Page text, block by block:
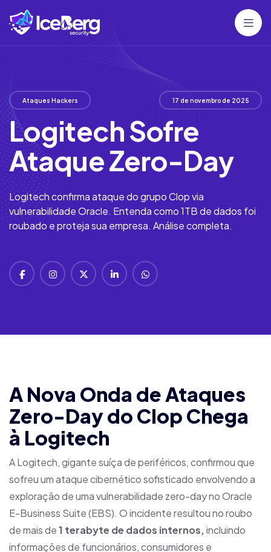
Ataques Hackers 17 de novembro de 2025
Logitech Sofre
Ataque Zero-Day
Logitech confirma ataque do grupo Clop via
vulnerabilidade Oracle. Entenda como 1TB de dados foi
roubado e proteja sua empresa. Análise completa.
A Nova Onda de Ataques
Zero-Day do Clop Chega
à Logitech
A Logitech, gigante suíça de periféricos, confirmou que
sofreu um ataque cibernético sofisticado envolvendo a
exploração de uma vulnerabilidade zero-day no Oracle
E-Business Suite (EBS). O incidente resultou no roubo
de mais de1 terabyte de dados internos,incluindo
informações de funcionários, consumidores e